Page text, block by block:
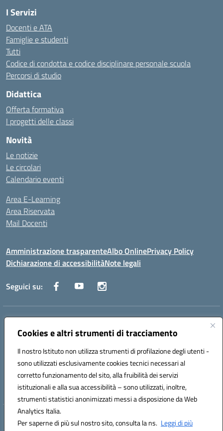
Cookies e altri strumenti di tracciamento
Il nostro Istituto non utilizza strumenti di profilazione degli utenti -
sono utilizzati esclusivamente cookies tecnici necessari al
corretto funzionamento del sito, alla fruibilità dei servizi
istituzionali e alla sua accessibilità – sono utilizzati, inoltre,
strumenti statistici anonimizzati messi a disposizione da Web
Analytics Italia.
Per saperne di più sul nostro sito, consulta la ns. Leggi di più
I Servizi
Docenti e ATA
Famiglie e studenti
Tutti
Codice di condotta e codice disciplinare personale scuola
Percorsi di studio
Didattica
Offerta formativa
I progetti delle classi
Novità
Le notizie
Le circolari
Calendario eventi
Area E-Learning
Area Riservata
Mail Docenti
Amministrazione trasparenteAlbo OnlinePrivacy Policy
Dichiarazione di accessibilitàNote legali
Seguici su:
Indirizzo:
Centralino:0885 417864 Email:fgpc180008@istruzione.it
Codice fiscale: 90043150714
Codice meccanografico:
FGPC180008
Codice Indice delle Pubbliche Amministrazioni (IPA): lzcc
Hosting & Powered by 3D Solution S.r.l.